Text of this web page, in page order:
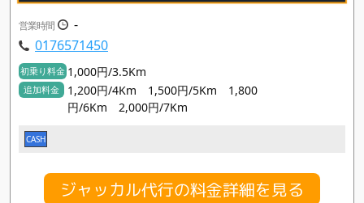
営業時間
-
0176571450
初乗り料金 1,000円/3.5Km
追加料金
1,200円/4Km 1,500円/5Km 1,800
円/6Km 2,000円/7Km
CASH
ジャッカル代行の料金詳細を見る